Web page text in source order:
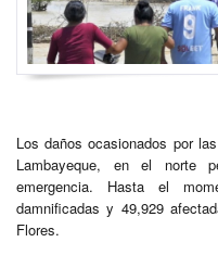
Los daños ocasionados por
Lambayeque, en el norte
emergencia. Hasta el
damnificadas y 49,929
Flores.